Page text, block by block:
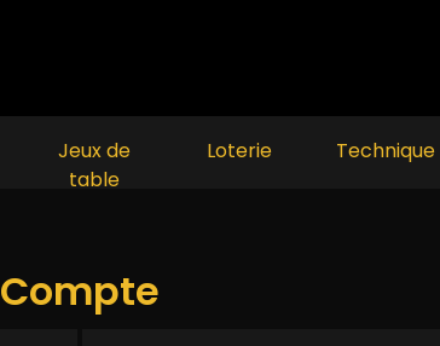
Jeux de
table
Loterie Technique
Compte